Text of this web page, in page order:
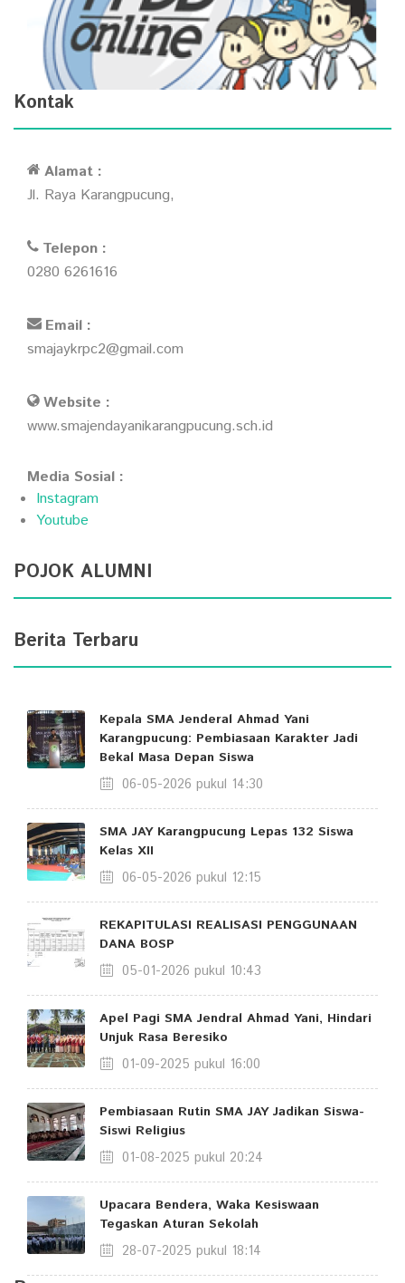
Kontak
Alamat :
Jl. Raya Karangpucung,
Telepon :
0280 6261616
Email :
smajaykrpc2@gmail.com
Website :
www.smajendayanikarangpucung.sch.id
Media Sosial :
Instagram
Youtube
POJOK ALUMNI
Berita Terbaru
Kepala SMA Jenderal Ahmad Yani
Karangpucung: Pembiasaan Karakter Jadi
Bekal Masa Depan Siswa
06-05-2026 pukul 14:30
SMA JAY Karangpucung Lepas 132 Siswa
Kelas XII
06-05-2026 pukul 12:15
REKAPITULASI REALISASI PENGGUNAAN
DANA BOSP
05-01-2026 pukul 10:43
Apel Pagi SMA Jendral Ahmad Yani, Hindari
Unjuk Rasa Beresiko
01-09-2025 pukul 16:00
Pembiasaan Rutin SMA JAY Jadikan Siswa-
Siswi Religius
01-08-2025 pukul 20:24
Upacara Bendera, Waka Kesiswaan
Tegaskan Aturan Sekolah
28-07-2025 pukul 18:14